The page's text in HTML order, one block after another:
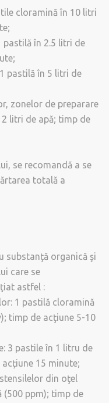
cloramină în 10 litri
pastilă în 2.5 litri de
pastilă în 5 litri de
zonelor de preparare
litri de apă; timp de
se recomandă a se
totală a
substanţă organică şi
care se
astfel :
1 pastilă cloramină
timp de acţiune 5-10
3 pastile în 1 litru de
15 minute;
din oţel
(500 ppm); timp de